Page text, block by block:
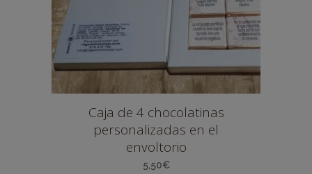
Caja de 4 chocolatinas
personalizadas en el
envoltorio
5,50€